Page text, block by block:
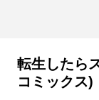
転生したら
コミックス)